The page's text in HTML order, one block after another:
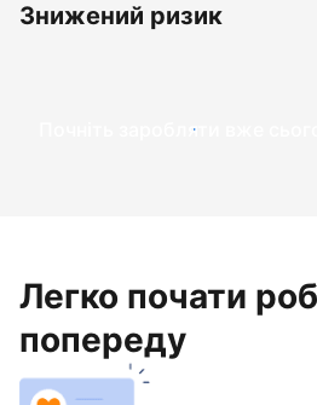
Знижений ризик
Почніть заробляти вже
Легко почати
попереду